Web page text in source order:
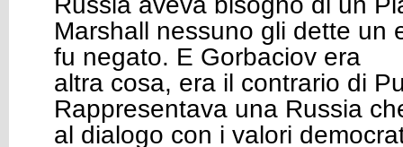
Marshall nessuno gli dette un
fu negato. E Gorbaciov era
altra cosa, era il contrario di
Rappresentava una Russia
al dialogo con i valori